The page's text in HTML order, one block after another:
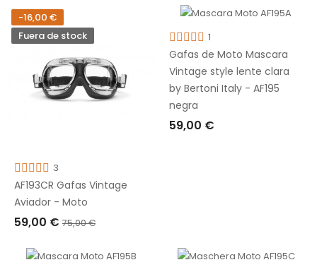
AÑADIR A LA CESTA AGOTADO
-16,00 €
Fuera de stock
3
AF193CR Gafas Vintage
Aviador - Moto
59,00 € 75,00 €
AGOTADO
1
Gafas de Moto Mascara
Vintage style lente clara
by Bertoni Italy - AF195
negra
59,00 €